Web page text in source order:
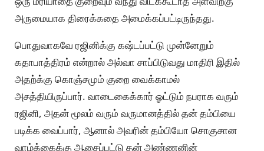
அருமையாக திரைக்கதை அமைக்கப்பட்டிருந்தது.
பொதுவாகவே ரஜினிக்கு கஷ்டப்பட்டு முன்னேறும்
கதாபாத்திரம் என்றால் அல்வா சாப்பிடுவது மாதிரி இதில்
அதற்க்கு கொஞ்சமும் குறை வைக்காமல்
அசத்தியிருப்பார். வாடைகைக்கார் ஓட்டும் நபராக வரும்
ரஜினி, அதன் மூலம் வரும் வருமானத்தில் தன் தம்பியை
படிக்க வைப்பார், ஆனால் அவரின் தம்பியோ சொகுசான
வாழ்க்கைக்கு ஆசைப்பட்டு தன் அண்ணனின்